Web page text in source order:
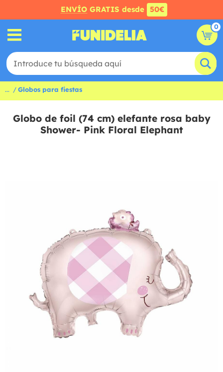
ENVÍO GRATIS desde 50€
0
... Globos para fiestas
Globo de foil (74 cm) elefante rosa baby
Shower- Pink Floral Elephant